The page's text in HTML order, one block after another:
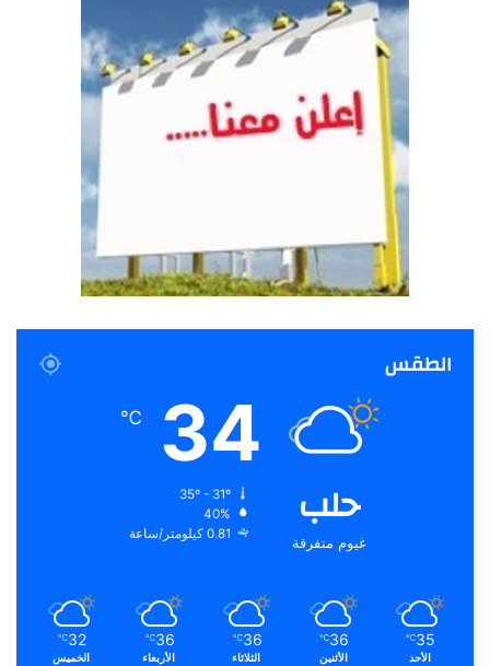
الطقس
حلب
غيوم متفرقة
34
℃
40%
0.81 كيلومتر/ساعة
35
℃
الأحد
36
℃
الأثنين
36
℃
الثلاثاء
36
℃
الأربعاء
32
℃
الخميس